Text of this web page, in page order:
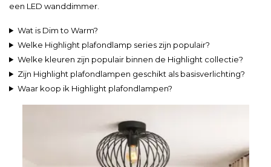
een LED wanddimmer.
Wat is Dim to Warm?
Welke Highlight plafondlamp series zijn populair?
Welke kleuren zijn populair binnen de Highlight collectie?
Zijn Highlight plafondlampen geschikt als basisverlichting?
Waar koop ik Highlight plafondlampen?